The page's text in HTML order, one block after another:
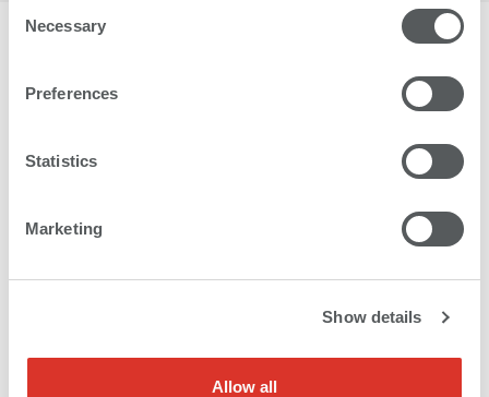
Selection
Necessary
Preferences
Statistics
Marketing
Show details
Allow all
Domaines d'application